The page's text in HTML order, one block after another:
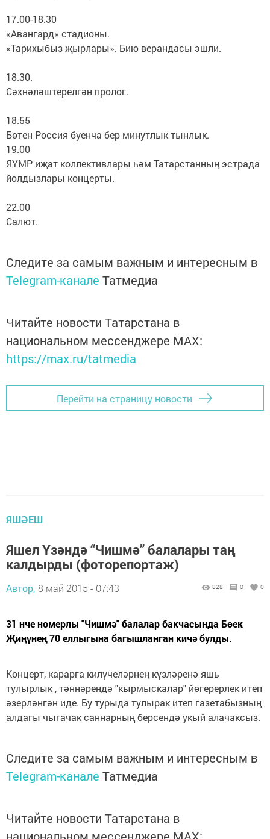
17.00-18.30
«Авангард» стадионы.
«Тарихыбыз җырлары». Бию верандасы эшли.
18.30.
Сәхнәләштерелгән пролог.
18.55
Бөтен Россия буенча бер минутлык тынлык.
19.00
ЯҮМР иҗат коллективлары һәм Татарстанның эстрада
йолдызлары концерты.
22.00
Салют.
Следите за самым важным и интересным в
Telegram-канале Татмедиа
Читайте новости Татарстана в
национальном мессенджере MАХ:
https://max.ru/tatmedia
Перейти на страницу новости
ЯШӘЕШ
Яшел Үзәндә “Чишмә” балалары таң
калдырды (фоторепортаж)
Автор, 8 май 2015 - 07:43 828 0 0
31 нче номерлы "Чишмә" балалар бакчасында Бөек
Җиңүнең 70 еллыгына багышланган кичә булды.
Концерт, карарга килүчеләрнең күзләренә яшь
тулырлык , тәннәрендә "кырмыскалар" йөгерерлек итеп
әзерләнгән иде. Бу турыда тулырак итеп газетабызның
алдагы чыгачак саннарның берсендә укый алачаксыз.
Следите за самым важным и интересным в
Telegram-канале Татмедиа
Читайте новости Татарстана в